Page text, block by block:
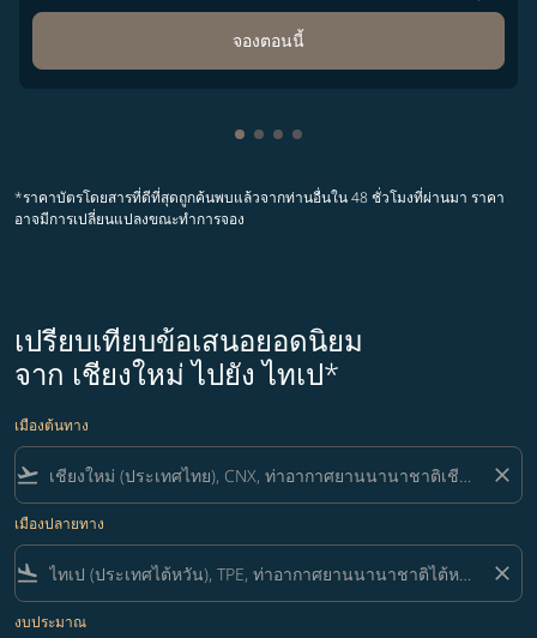
จองตอนนี้
กำลังแสดง cmp-pagination-
กำลังแสดง cmp-pagination-
กำลังแสดง cmp-pagination-
กำลังแสดง cmp-
*ราคาบัตรโดยสารที่ดีที่สุดถูกค้นพบแล้วจากท่านอื่นใน 48 ชั่วโมงที่ผ่านมา ราคา
อาจมีการเปลี่ยนแปลงขณะทำการจอง
เปรียบเทียบข้อเสนอยอดนิยม
จาก เชียงใหม่ ไปยัง ไทเป*
เมืองต้นทาง
flight_takeoff close
เมืองปลายทาง
flight_land close
งบประมาณ